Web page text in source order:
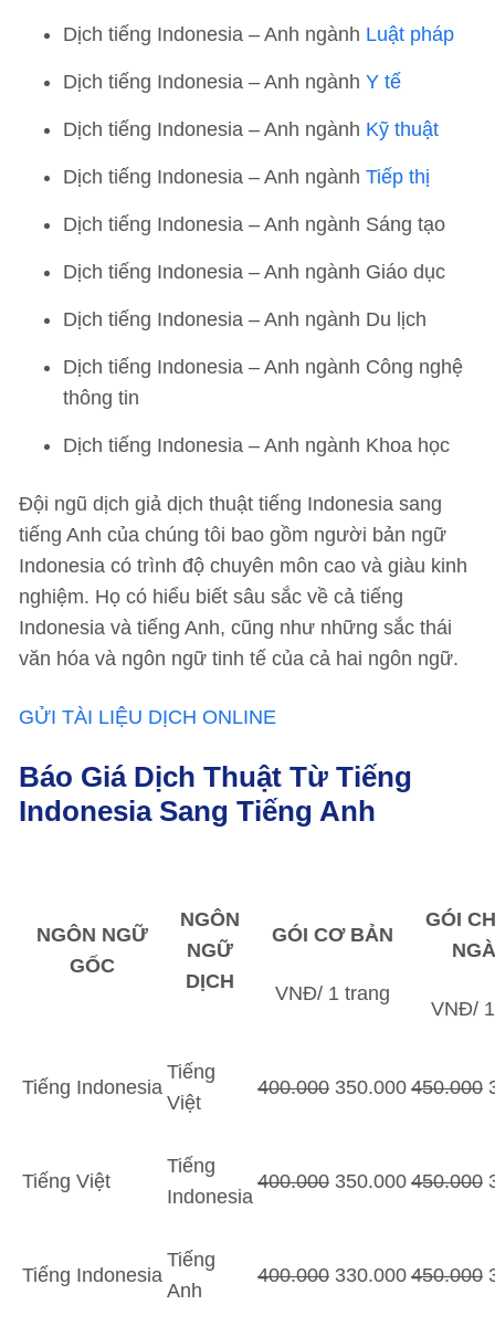
Dịch tiếng Indonesia – Anh ngành Luật pháp
Dịch tiếng Indonesia – Anh ngành Y tế
Dịch tiếng Indonesia – Anh ngành Kỹ thuật
Dịch tiếng Indonesia – Anh ngành Tiếp thị
Dịch tiếng Indonesia – Anh ngành Sáng tạo
Dịch tiếng Indonesia – Anh ngành Giáo dục
Dịch tiếng Indonesia – Anh ngành Du lịch
Dịch tiếng Indonesia – Anh ngành Công nghệ
thông tin
Dịch tiếng Indonesia – Anh ngành Khoa học
Đội ngũ dịch giả dịch thuật tiếng Indonesia sang
tiếng Anh của chúng tôi bao gồm người bản ngữ
Indonesia có trình độ chuyên môn cao và giàu kinh
nghiệm. Họ có hiểu biết sâu sắc về cả tiếng
Indonesia và tiếng Anh, cũng như những sắc thái
văn hóa và ngôn ngữ tinh tế của cả hai ngôn ngữ.
GỬI TÀI LIỆU DỊCH ONLINE
Báo Giá Dịch Thuật Từ Tiếng
Indonesia Sang Tiếng Anh
NGÔN NGỮ
GỐC
NGÔN
NGỮ
DỊCH
GÓI CƠ BẢN
VNĐ/ 1 trang
GÓI
VNĐ/
Tiếng Indonesia
Tiếng
Việt
400.000 350.000 450.000
Tiếng Việt
Tiếng
Indonesia
400.000 350.000 450.000
Tiếng Indonesia
Tiếng
Anh
400.000 330.000 450.000